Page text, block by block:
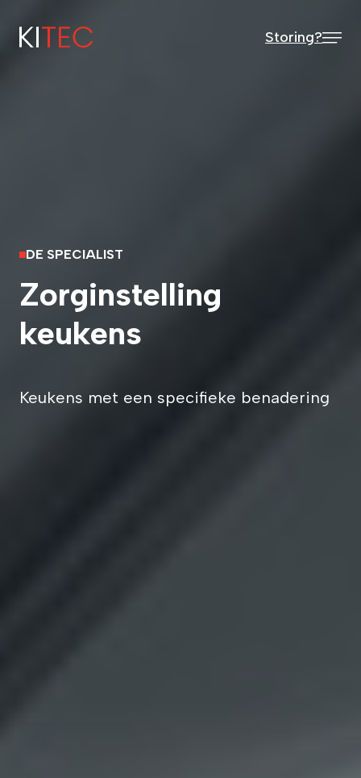
Storing?
DE SPECIALIST
Zorginstelling
keukens
Keukens met een specifieke benadering